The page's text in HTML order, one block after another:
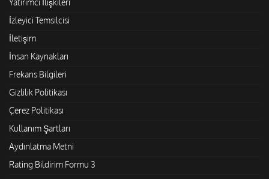
İzleyici Temsilcisi
İletişim
İnsan Kaynakları
Frekans Bilgileri
Gizlilik Politikası
Çerez Politikası
Kullanım Şartları
Aydınlatma Metni
Rating Bildirim Formu 3